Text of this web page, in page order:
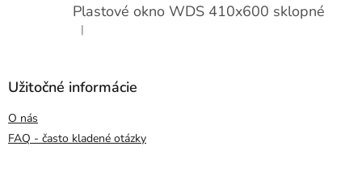
Plastové okno WDS 410x600 sklopné
Hodnotenie produktu je 5 z 5 hviezdičiek.
|
Užitočné informácie
O nás
FAQ - často kladené otázky